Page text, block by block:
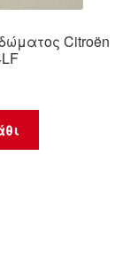
Citroën